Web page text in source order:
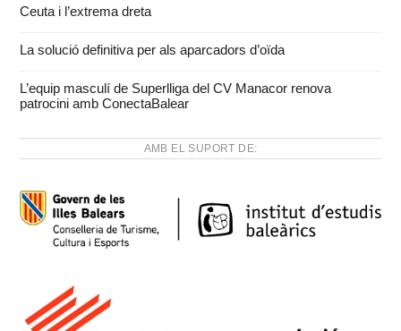
Ceuta i l’extrema dreta
La solució definitiva per als aparcadors d’oïda
L’equip masculí de Superlliga del CV Manacor renova
patrocini amb ConectaBalear
AMB EL SUPORT DE: